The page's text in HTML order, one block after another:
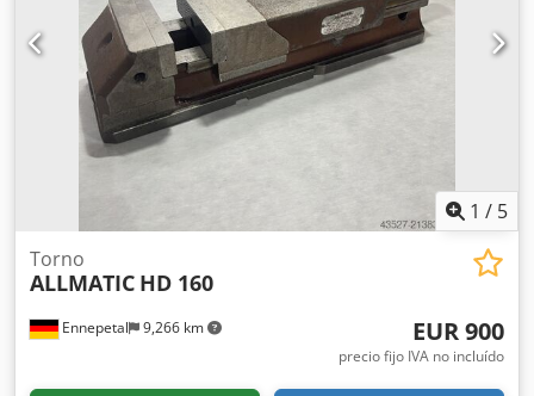
1 / 5
Ennepetal 9,266 km
Torno
ALLMATIC HD 160
EUR 900
precio fijo IVA no incluído